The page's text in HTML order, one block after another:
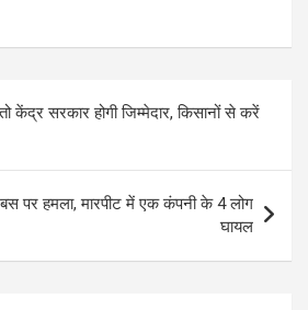
t
सरकार होगी जिम्मेदार, किसानों से करें
पर हमला, मारपीट में एक कंपनी के 4 लोग
घायल